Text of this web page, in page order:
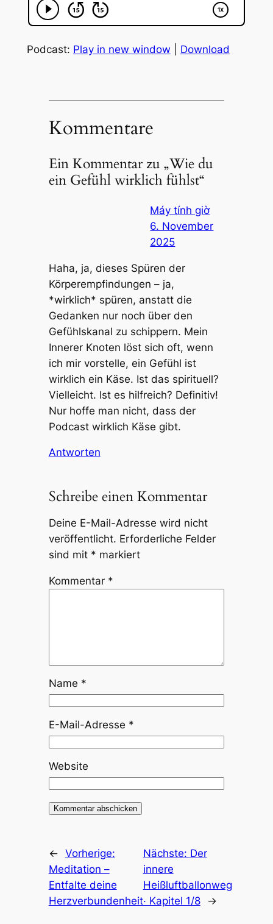
Podcast: Play in new window Download
Kommentare
Ein Kommentar zu „Wie du
ein Gefühl wirklich fühlst“
Máy tính giờ
6. November
2025
Haha, ja, dieses Spüren der
Körperempfindungen – ja,
*wirklich* spüren, anstatt die
Gedanken nur noch über den
Gefühlskanal zu schippern. Mein
Innerer Knoten löst sich oft, wenn
ich mir vorstelle, ein Gefühl ist
wirklich ein Käse. Ist das spirituell?
Vielleicht. Ist es hilfreich? Definitiv!
Nur hoffe man nicht, dass der
Podcast wirklich Käse gibt.
Antworten
Schreibe einen Kommentar
Deine E-Mail-Adresse wird nicht
veröffentlicht. Erforderliche Felder
sind mit * markiert
Kommentar *
Name *
E-Mail-Adresse *
Website
← Vorherige:
Meditation –
Entfalte deine
Herzverbundenheit
Nächste: Der
innere
Heißluftballonweg
· Kapitel 1/8
→